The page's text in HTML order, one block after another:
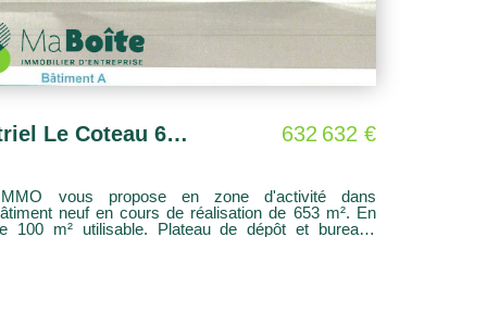
Entrepôt / local industriel Le Coteau 653 m2 632 632 €
vous propose en zone d'activité dans
neuf en cours de réalisation de 653 m². En